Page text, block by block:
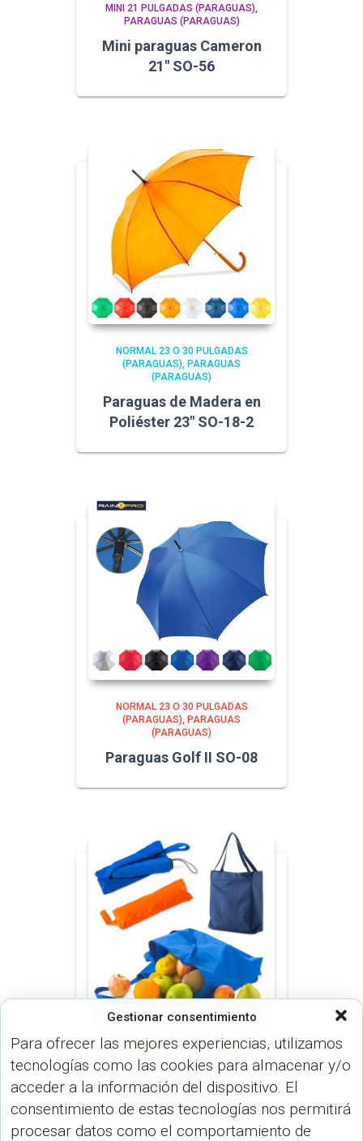
Gestionar consentimiento
Para ofrecer las mejores experiencias, utilizamos
tecnologías como las cookies para almacenar y/o
acceder a la información del dispositivo. El
consentimiento de estas tecnologías nos permitirá
procesar datos como el comportamiento de
MINI 21 PULGADAS (PARAGUAS)
PARAGUAS (PARAGUAS)
Mini paraguas Cameron
21″ SO-56
NORMAL 23 O 30 PULGADAS
(PARAGUAS) PARAGUAS
(PARAGUAS)
Paraguas de Madera en
Poliéster 23″ SO-18-2
NORMAL 23 O 30 PULGADAS
(PARAGUAS)
PARAGUAS
(PARAGUAS)
Paraguas Golf II SO-08
MINI 21 PULGADAS (PARAGUAS)
PARAGUAS (PARAGUAS)
Bolsa Plegable para
Paraguas Hansel SO-